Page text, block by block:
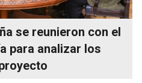
se reunieron con el
para analizar los